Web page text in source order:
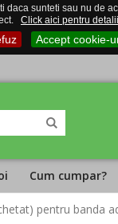
sunteti sau nu
Click aici pentru
Accept cookie-
Cum cumpar?
pentru banda